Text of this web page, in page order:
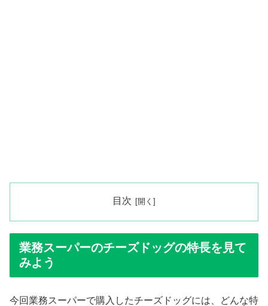
目次
業務スーパーのチーズドッグの特長を見て
みよう
今回業務スーパーで購入したチーズドッグには、どんな特